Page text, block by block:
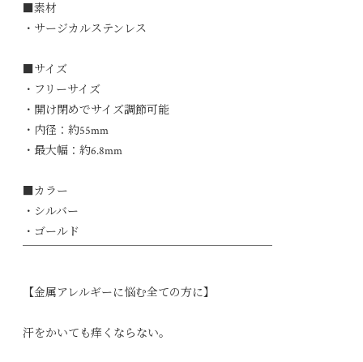
■素材
・サージカルステンレス
■サイズ
・フリーサイズ
・開け閉めでサイズ調節可能
・内径：約55mm
・最大幅：約6.8mm
■カラー
・シルバー
・ゴールド
【金属アレルギーに悩む全ての方に】
汗をかいても痒くならない。